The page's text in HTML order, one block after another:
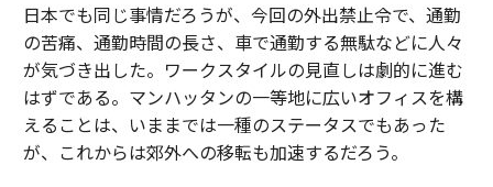
日本でも同じ事情だろうが、今回の外出禁止令で、通勤
の苦痛、通勤時間の長さ、車で通勤する無駄などに人々
が気づき出した。ワークスタイルの見直しは劇的に進む
はずである。マンハッタンの一等地に広いオフィスを構
えることは、いままでは一種のステータスでもあった
が、これからは郊外への移転も加速するだろう。